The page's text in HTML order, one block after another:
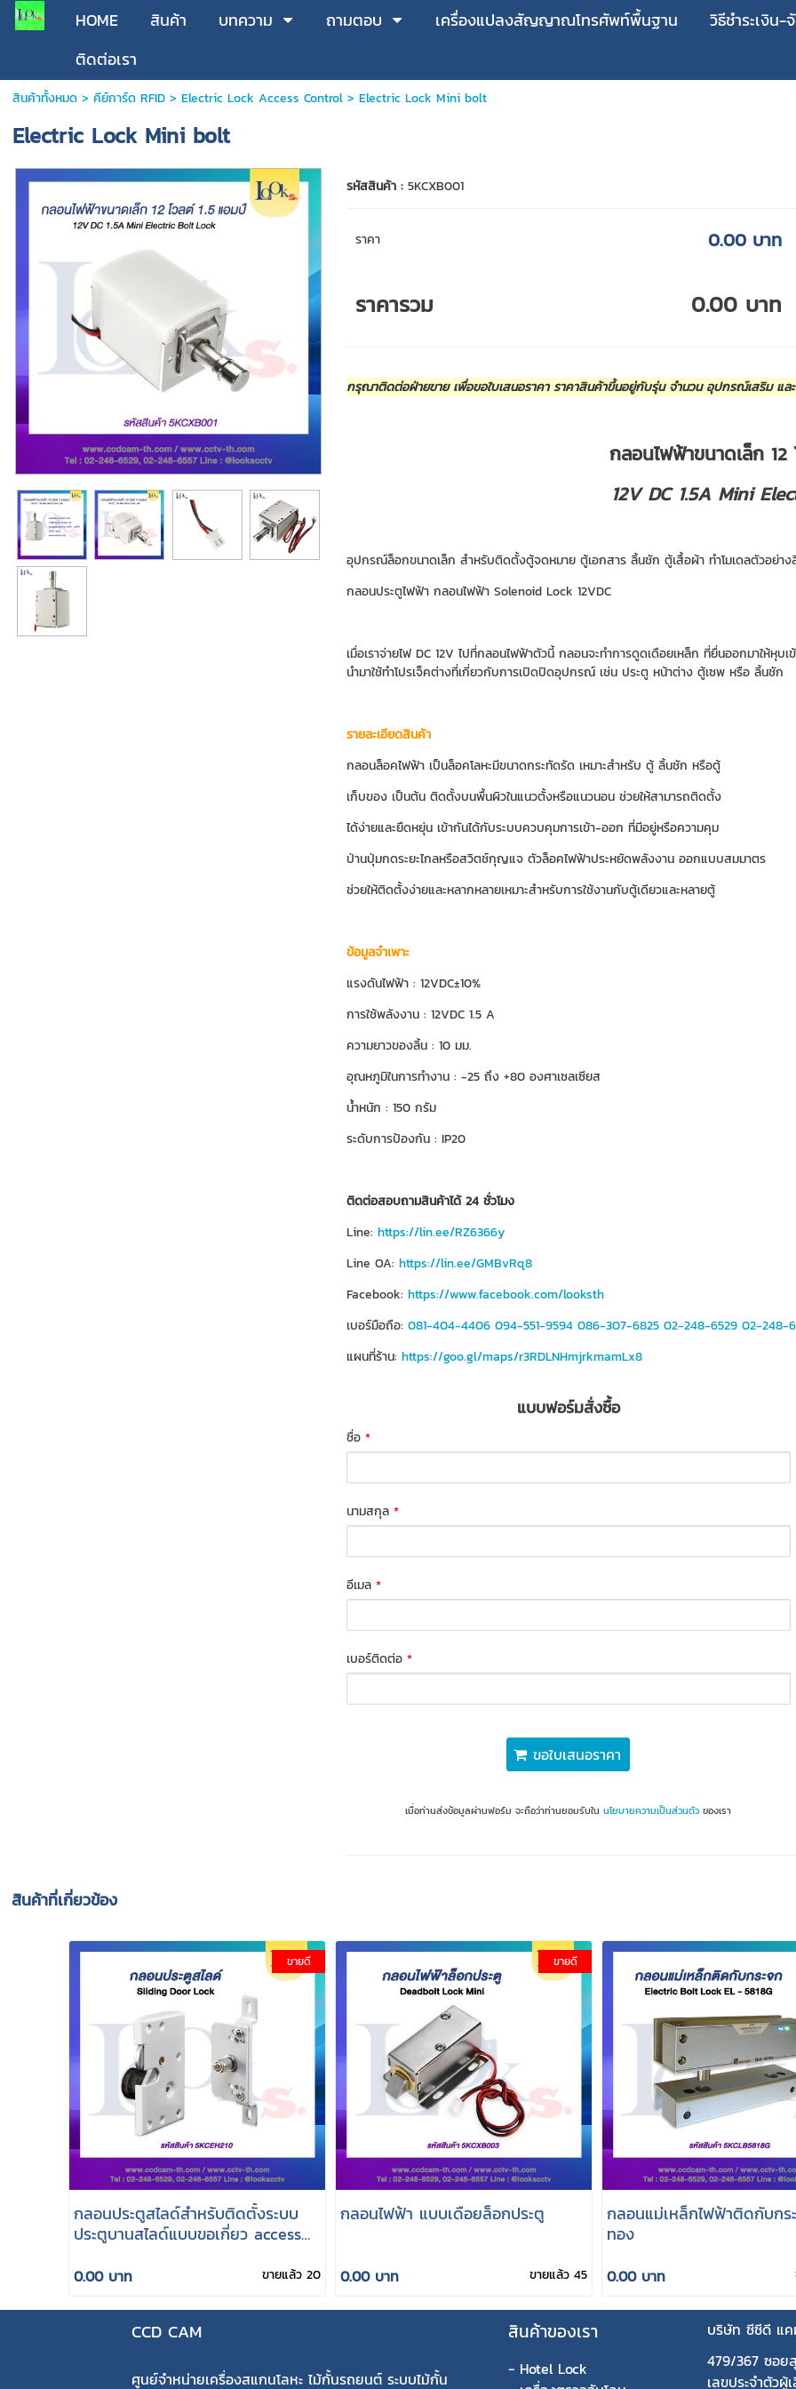
HOME สินค้า บทความ ถามตอบ เครื่องแปลงสัญญาณโทรศัพท์พื้นฐาน
วิธีชำระเงิน-
ติดต่อเรา
สินค้าทั้งหมด> คีย์การ์ด RFID> Electric Lock Access Control> Electric Lock Mini bolt
Electric Lock Mini bolt
รหัสสินค้า : 5KCXB001
ราคา 0.00 บาท
ราคารวม 0.00 บาท
กรุณาติดต่อฝ่ายขาย เพื่อขอใบเสนอราคา ราคาสินค้าขึ้นอยู่กับรุ่น จำนวน อุปกรณ์เสริม แ
กลอนไฟฟ้าขนาดเล็ก 12
12V DC 1.5A Mini
อุปกรณ์ล็อกขนาดเล็ก สำหรับติดตั้งตู้จดหมาย ตู้เอกสาร ลิ้นชัก ตู้เสื้อผ้า ทำโมเดลตัวอย่า
กลอนประตูไฟฟ้า กลอนไฟฟ้า Solenoid Lock 12VDC
เมื่อเราจ่ายไฟ DC 12V ไปที่กลอนไฟฟ้าตัวนี้ กลอนจะทำการดูดเดือยเหล็ก ที่ยื่นออกมาให้หุ
นำมาใช้ทำโปรเจ็คต่างที่เกี่ยวกับการเปิดปิดอุปกรณ์ เช่น ประตู หน้าต่าง ตู้เซพ หรือ ลิ้นชัก
รายละเอียดสินค้า
กลอนล็อคไฟฟ้า เป็นล็อคโลหะมีขนาดกระทัดรัด เหมาะสำหรับ ตู้ ลิ้นชัก หรือตู้
เก็บของ เป็นต้น ติดตั้งบนพื้นผิวในแนวตั้งหรือแนวนอน ช่วยให้สามารถติดตั้ง
ได้ง่ายและยืดหยุ่น เข้ากันได้กับระบบควบคุมการเข้า-ออก ที่มีอยู่หรือความคุม
ป่านปุ่มกดระยะไกลหรือสวิตช์กุญแจ ตัวล็อคไฟฟ้าประหยัดพลังงาน ออกแบบสมมาตร
ช่วยให้ติดตั้งง่ายและหลากหลายเหมาะสำหรับการใช้งานกับตู้เดียวและหลายตู้
ข้อมูลจำเพาะ
แรงดันไฟฟ้า : 12VDC±10%
การใช้พลังงาน : 12VDC 1.5 A
ความยาวของลิ้น : 10 มม.
อุณหภูมิในการทำงาน : -25 ถึง +80 องศาเซลเซียส
น้ำหนัก : 150 กรัม
ระดับการป้องกัน : IP20
ติดต่อสอบถามสินค้าได้ 24 ชั่วโมง
Line: https://lin.ee/RZ6366y
Line OA: https://lin.ee/GMBvRq8
Facebook: https://www.facebook.com/looksth
เบอร์มือถือ: 081-404-4406 094-551-9594 086-307-6825 02-248-6529 02-248-
แผนที่ร้าน: https://goo.gl/maps/r3RDLNHmjrkmamLx8
แบบฟอร์มสั่งซื้อ
ชื่อ *
นามสกุล *
อีเมล *
เบอร์ติดต่อ *
ขอใบเสนอราคา
เมื่อท่านส่งข้อมูลผ่านฟอร์ม จะถือว่าท่านยอมรับในนโยบายความเป็นส่วนตัว ของเรา
สินค้าที่เกี่ยวข้อง
ขายดี
กลอนประตูสไลด์สำหรับติดตั้งระบบ
ประตูบานสไลด์แบบขอเกี่ยว access
0.00 บาท ขายแล้ว 20
ขายดี
กลอนไฟฟ้า แบบเดือยล็อกประตู
0.00 บาท ขายแล้ว 45
กลอนแม่เหล็กไฟฟ้าติดกับกร
ทอง
0.00 บาท
CCD CAM
ศูนย์จำหน่ายเครื่องสแกนโลหะ ไม้กั้นรถยนต์ ระบบไม้กั้น
สินค้าของเรา
- Hotel Lock
บริษัท ซีซีดี แค
479/367 ซอย
เลขประจำตัว